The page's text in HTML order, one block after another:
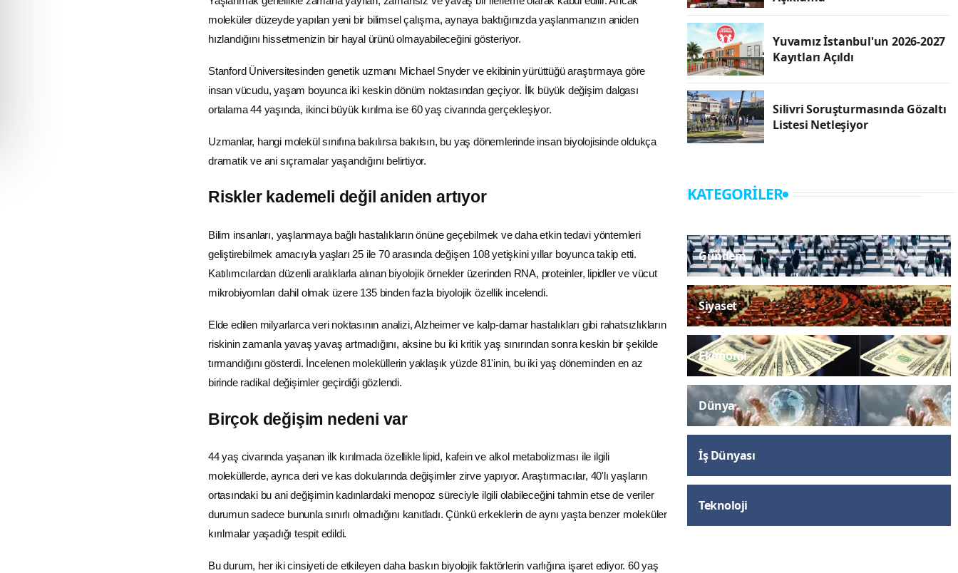
moleküler düzeyde yapılan yeni bir bilimsel çalışma, aynaya baktığınızda yaşlanmanızın aniden
hızlandığını hissetmenizin bir hayal ürünü olmayabileceğini gösteriyor.
Stanford Üniversitesinden genetik uzmanı Michael Snyder ve ekibinin yürüttüğü araştırmaya göre
insan vücudu, yaşam boyunca iki keskin dönüm noktasından geçiyor. İlk büyük değişim dalgası
ortalama 44 yaşında, ikinci büyük kırılma ise 60 yaş civarında gerçekleşiyor.
Uzmanlar, hangi molekül sınıfına bakılırsa bakılsın, bu yaş dönemlerinde insan biyolojisinde oldukça
dramatik ve ani sıçramalar yaşandığını belirtiyor.
Riskler kademeli değil aniden artıyor
Bilim insanları, yaşlanmaya bağlı hastalıkların önüne geçebilmek ve daha etkin tedavi yöntemleri
geliştirebilmek amacıyla yaşları 25 ile 70 arasında değişen 108 yetişkini yıllar boyunca takip etti.
Katılımcılardan düzenli aralıklarla alınan biyolojik örnekler üzerinden RNA, proteinler, lipidler ve vücut
mikrobiyomları dahil olmak üzere 135 binden fazla biyolojik özellik incelendi.
Elde edilen milyarlarca veri noktasının analizi,Alzheimerve kalp-damar hastalıkları gibi rahatsızlıkların
riskinin zamanla yavaş yavaş artmadığını, aksine bu iki kritik yaş sınırından sonra keskin bir şekilde
tırmandığını gösterdi. İncelenen moleküllerin yaklaşık yüzde 81'inin, bu iki yaş döneminden en az
birinde radikal değişimler geçirdiği gözlendi.
Birçok değişim nedeni var
44 yaş civarında yaşanan ilk kırılmada özellikle lipid, kafein ve alkol metabolizması ile ilgili
moleküllerde, ayrıca deri ve kas dokularında değişimler zirve yapıyor. Araştırmacılar, 40'lı yaşların
ortasındaki bu ani değişimin kadınlardaki menopoz süreciyle ilgili olabileceğini tahmin etse de veriler
durumun sadece bununla sınırlı olmadığını kanıtladı. Çünkü erkeklerin de aynı yaşta benzer moleküler
kırılmalar yaşadığı tespit edildi.
Bu durum, her iki cinsiyeti de etkileyen daha baskın biyolojik faktörlerin varlığına işaret ediyor. 60 yaş
Yuvamız İstanbul'un 2026-2027
Kayıtları Açıldı
Silivri Soruşturmasında Gözaltı
Listesi Netleşiyor
KATEGORILER
Gündem
Siyaset
Ekonomi
Dünya
İş Dünyası
Teknoloji